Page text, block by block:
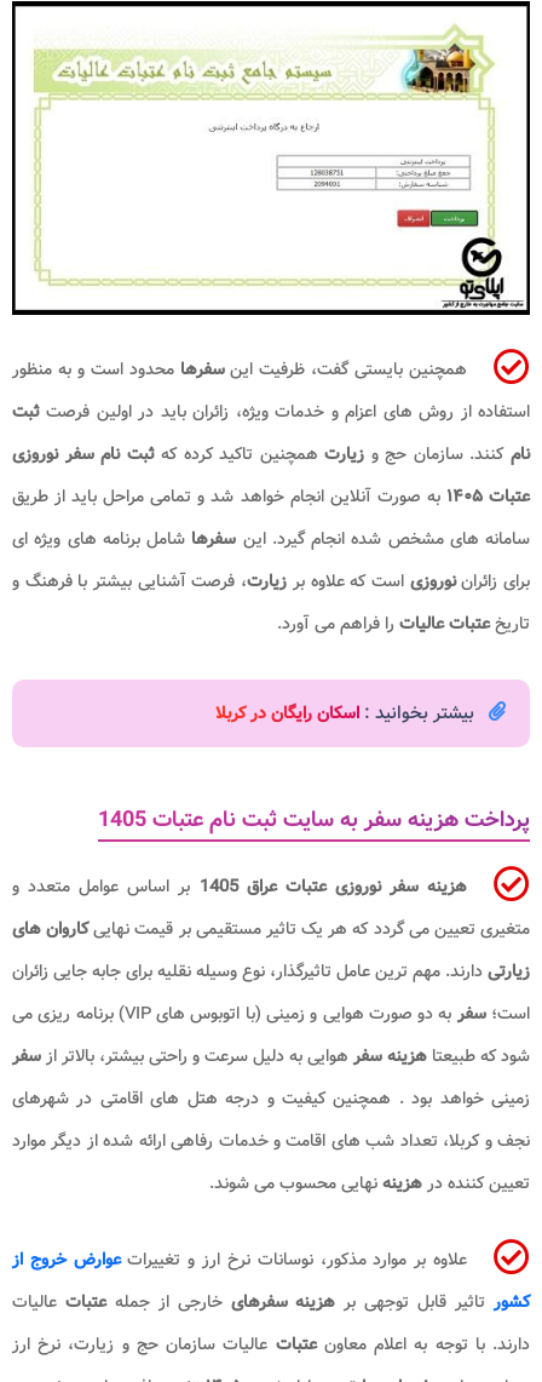
همچنین بایستی گفت، ظرفیت اینسفرهامحدود است و به‌ منظور
استفاده از روش های اعزام و خدمات ویژه، زائران باید در اولین فرصت ثبت‌
نامکنند. سازمان حج و زیارتهمچنین تاکید کرده کهثبت‌ نام سفر نوروزی
عتبات ۱۴۰۵
به‌ صورت آنلاین انجام خواهد شد و تمامی مراحل باید از طریق
سامانه‌ های مشخص شده انجام گیرد. این سفرها شامل برنامه‌ های ویژه‌ ای
برای زائراننوروزی است که علاوه بر زیارت، فرصت آشنایی بیشتر با فرهنگ و
تاریخعتبات عالیات را فراهم می‌ آورد.
بیشتر بخوانید : اسکان رایگان در کربلا
پرداخت هزینه سفر به سایت ثبت نام عتبات 1405
هزینه سفر نوروزی عتبات عراق 1405
بر اساس عوامل متعدد و
متغیری تعیین می گردد که هر یک تاثیر مستقیمی بر قیمت نهاییکاروان های
زیارتیدارند. مهم ترین عامل تاثیرگذار، نوع وسیله نقلیه برای جابه جایی زائران
است؛سفر
به دو صورت هوایی و زمینی (با اتوبوس های VIP) برنامه ریزی می
شود که طبیعتا هزینه سفرهوایی به دلیل سرعت و راحتی بیشتر، بالاتر ازسفر
زمینی خواهد بود . همچنین کیفیت و درجه هتل های اقامتی در شهرهای
نجف و کربلا، تعداد شب های اقامت و خدمات رفاهی ارائه شده از دیگر موارد
تعیین کننده درهزینهنهایی محسوب می شوند.
علاوه بر موارد مذکور، نوسانات نرخ ارز و تغییراتعوارض خروج از
کشورتاثیر قابل توجهی بر هزینه سفرهایخارجی از جملهعتبات عالیات
دارند. با توجه به اعلام معاونعتبات عالیات سازمان حج و زیارت، نرخ ارز